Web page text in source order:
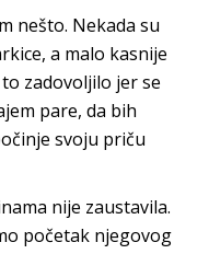
nešto. Nekada su
a malo kasnije
zadovoljilo jer se
pare, da bih
svoju priču
nije zaustavila.
početak njegovog